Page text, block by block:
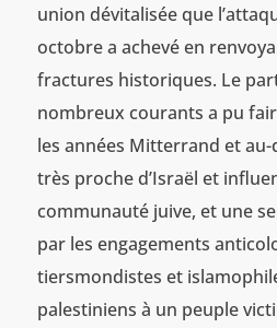
union dévitalisée que
octobre a achevé en
fractures historiques. Le
nombreux courants a pu
les années Mitterrand et
très proche d’Israël et
communauté juive, et une
par les engagements
tiersmondistes et
palestiniens à un peuple